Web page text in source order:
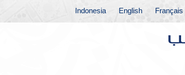
Français
English
Indonesia